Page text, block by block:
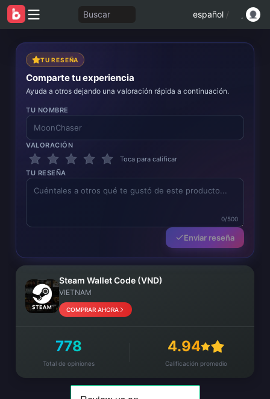
Buscar español /
TU RESEÑA
Comparte tu experiencia
Ayuda a otros dejando una valoración rápida a continuación.
TU NOMBRE
VALORACIÓN
Toca para calificar
TU RESEÑA
0/500
Enviar reseña
Steam Wallet Code (VND)
VIETNAM
COMPRAR AHORA
778
Total de opiniones
4.94
Calificación promedio